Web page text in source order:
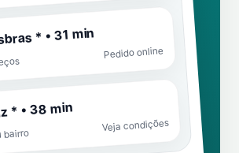
* • 31 min
Pedido online
* • 38 min
bairro
Veja condições